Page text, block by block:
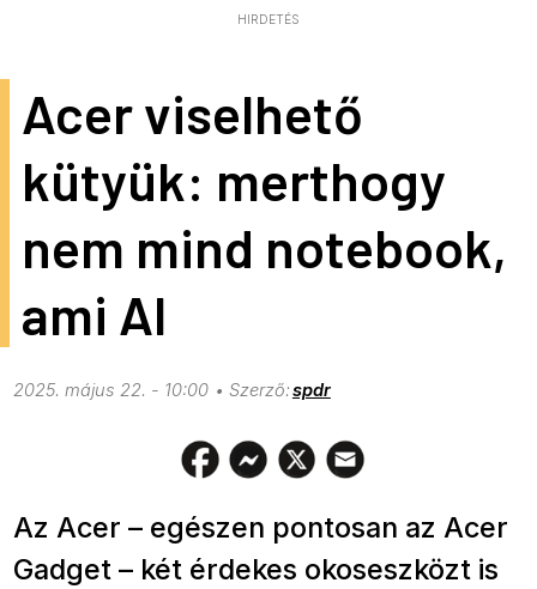
HIRDETÉS
Acer viselhető
kütyük: merthogy
nem mind notebook,
ami AI
2025. május 22. - 10:00 spdr
Az Acer – egészen pontosan az Acer
Gadget – két érdekes okoseszközt is